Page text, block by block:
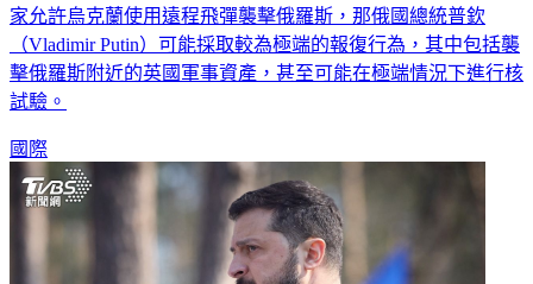
家允許烏克蘭使用遠程飛彈襲擊俄羅斯，那俄國總統普欽
（Vladimir Putin）可能採取較為極端的報復行為，其中包括襲
擊俄羅斯附近的英國軍事資產，甚至可能在極端情況下進行核
試驗。
國際